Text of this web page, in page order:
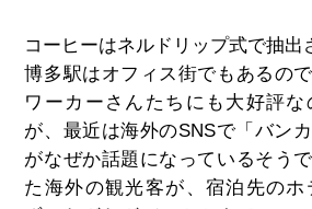
コーヒーはネルドリップ式で抽出
博多駅はオフィス街でもあるの
ワーカーさんたちにも大好評
が、最近は海外のSNSで「バン
がなぜか話題になっているそう
た海外の観光客が、宿泊先の